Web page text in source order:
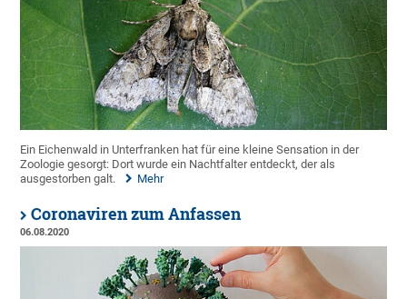
Ein Eichenwald in Unterfranken hat für eine kleine Sensation in der
Zoologie gesorgt: Dort wurde ein Nachtfalter entdeckt, der als
ausgestorben galt.
Mehr
Coronaviren zum Anfassen
06.08.2020